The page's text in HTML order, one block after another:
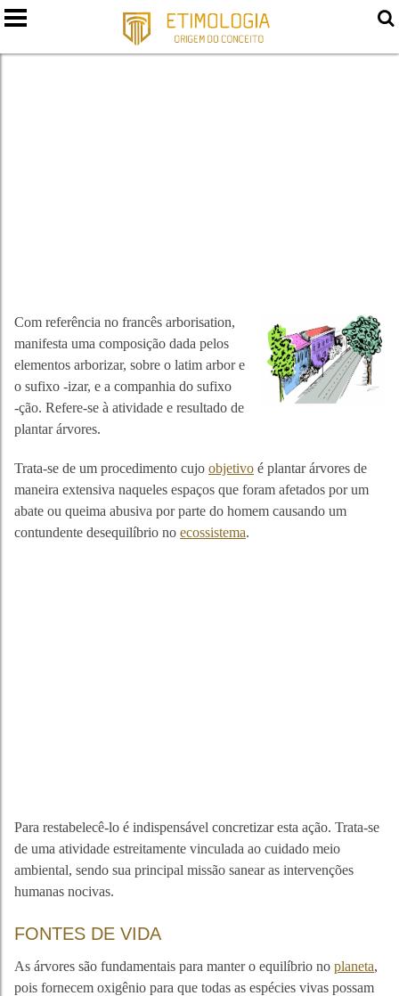
ARBORIZAÇÃO
Com referência no francês arborisation,
manifesta uma composição dada pelos
elementos arborizar, sobre o latim arbor e
o sufixo -izar, e a companhia do sufixo
-ção. Refere-se à atividade e resultado de
plantar árvores.
Trata-se de um procedimento cujo objetivo é plantar árvores de
maneira extensiva naqueles espaços que foram afetados por um
abate ou queima abusiva por parte do homem causando um
contundente desequilíbrio no ecossistema.
Para restabelecê-lo é indispensável concretizar esta ação. Trata-se
de uma atividade estreitamente vinculada ao cuidado meio
ambiental, sendo sua principal missão sanear as intervenções
humanas nocivas.
FONTES DE VIDA
As árvores são fundamentais para manter o equilíbrio no planeta,
pois fornecem oxigênio para que todas as espécies vivas possam